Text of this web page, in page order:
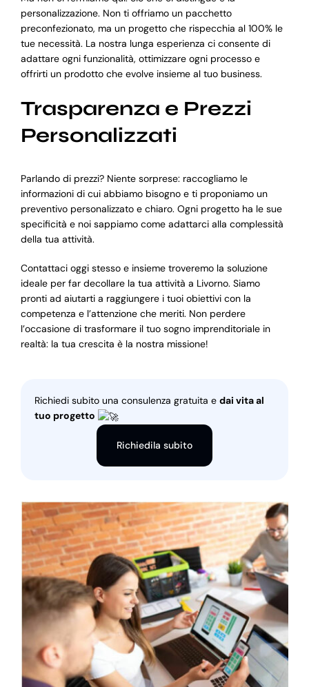
personalizzazione. Non ti offriamo un pacchetto
preconfezionato, ma un progetto che rispecchia al 100% le
tue necessità. La nostra lunga esperienza ci consente di
adattare ogni funzionalità, ottimizzare ogni processo e
offrirti un prodotto che evolve insieme al tuo business.
Trasparenza e Prezzi
Personalizzati
Parlando di prezzi? Niente sorprese: raccogliamo le
informazioni di cui abbiamo bisogno e ti proponiamo un
preventivo personalizzato e chiaro. Ogni progetto ha le sue
specificità e noi sappiamo come adattarci alla complessità
della tua attività.
Contattaci oggi stesso e insieme troveremo la soluzione
ideale per far decollare la tua attività a Livorno. Siamo
pronti ad aiutarti a raggiungere i tuoi obiettivi con la
competenza e l’attenzione che meriti. Non perdere
l’occasione di trasformare il tuo sogno imprenditoriale in
realtà: la tua crescita è la nostra missione!
Richiedi subito una consulenza gratuita e dai vita al
tuo progetto
Richiedila subito